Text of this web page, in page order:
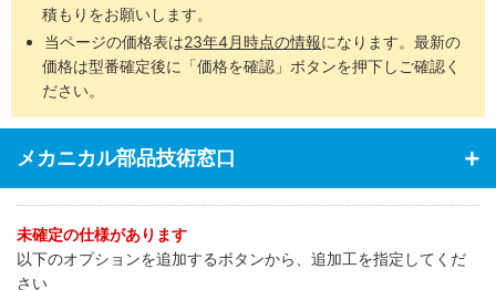
積もりをお願いします。
当ページの価格表は23年4月時点の情報になります。最新の
価格は型番確定後に「価格を確認」ボタンを押下しご確認く
ださい。
メカニカル部品技術窓口
未確定の仕様があります
以下のオプションを追加するボタンから、追加工を指定してくだ
さい